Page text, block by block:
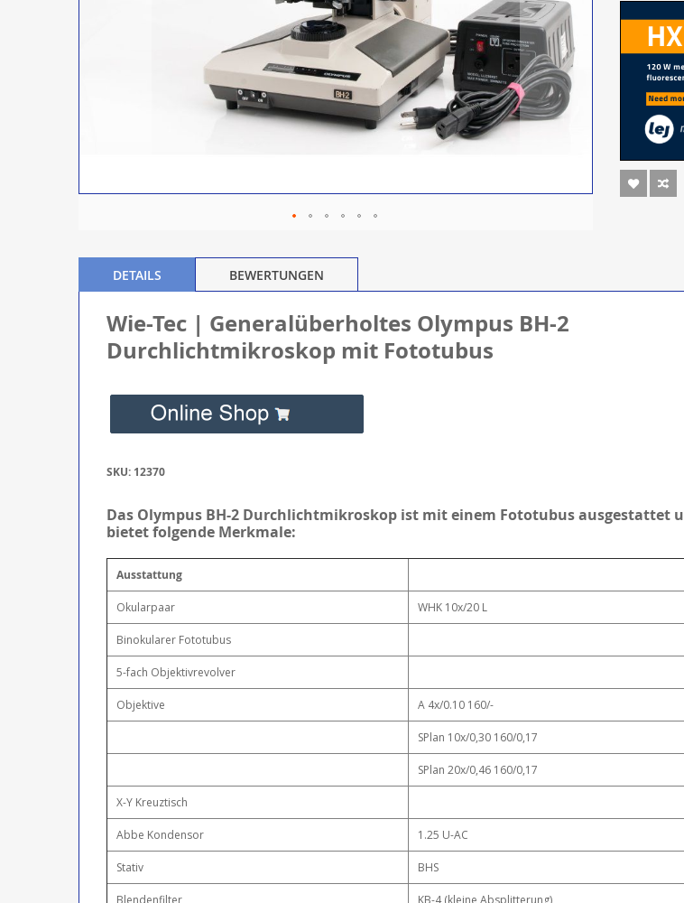
DETAILS
Wie-Tec | Generalüberholtes Olympus BH-2
Durchlichtmikroskop mit Fototubus
SKU: 12370
Das Olympus BH-2 Durchlichtmikroskop ist mit einem Fototubus ausgestattet
bietet folgende Merkmale:
Ausstattung
Okularpaar WHK 10x/20 L
Binokularer Fototubus
5-fach Objektivrevolver
Objektive A 4x/0.10 160/-
SPlan 10x/0,30 160/0,17
SPlan 20x/0,46 160/0,17
X-Y Kreuztisch
Abbe Kondensor 1.25 U-AC
Stativ BHS
BEWERTUNGEN